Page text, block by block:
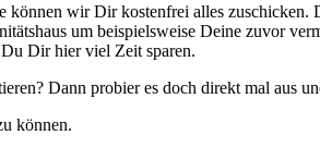
können wir Dir kostenfrei alles
um beispielsweise Deine zuvor
Dir hier viel Zeit sparen.
Dann probier es doch direkt mal aus
können.